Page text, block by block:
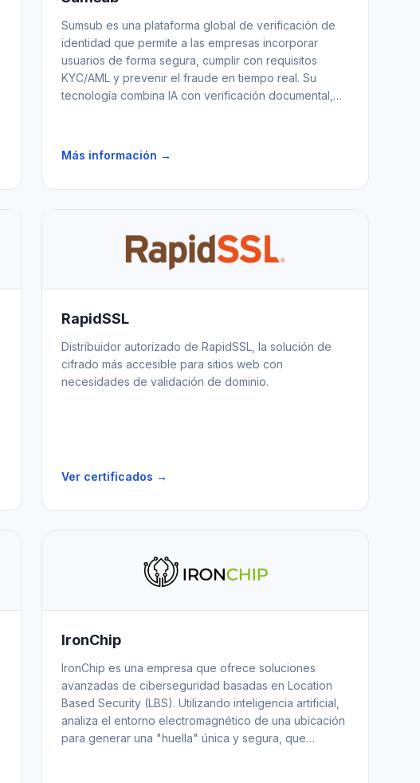
Sumsub es una plataforma global de verificación de
identidad que permite a las empresas incorporar
usuarios de forma segura, cumplir con requisitos
KYC/AML y prevenir el fraude en tiempo real. Su
tecnología combina IA con verificación documental,
Más información →
RapidSSL
Distribuidor autorizado de RapidSSL, la solución de
cifrado más accesible para sitios web con
necesidades de validación de dominio.
Ver certificados →
IronChip
IronChip es una empresa que ofrece soluciones
avanzadas de ciberseguridad basadas en Location
Based Security (LBS). Utilizando inteligencia artificial,
analiza el entorno electromagnético de una ubicación
para generar una "huella" única y segura, que